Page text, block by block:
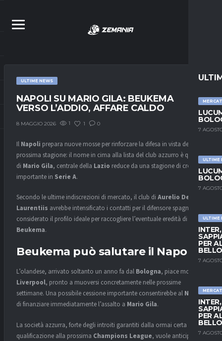
7
ULTIME
7
ULTIME
PER
7
PER
7
ULTIME NEWS
NAPOLI SU MARIO GILA: BEUKEMA
VERSO L’ADDIO, AFFARE CALDO
8 MAGGIO 2026 1 1 0
Il Napoli prepara nuove mosse per rinforzare la difesa in vista della
prossima stagione: il nome in cima alla lista del club azzurro è quello
di Mario Gila, centrale della Lazio reduce da una stagione di crescita
importante in Serie A.
Secondo le ultime indiscrezioni di mercato, il club di Aurelio De
Laurentiis avrebbe intensificato i contatti per il difensore spagnolo,
considerato il profilo ideale per raccogliere l’eventuale eredità di
Sam
Beukema.
Beukema può salutare il Napoli
L’olandese, arrivato soltanto un anno fa dal Bologna, piace molto al
Liverpool, pronto a muoversi concretamente nelle prossime
settimane. Una possibile cessione importante consentirebbe al Napoli
di finanziare immediatamente l’assalto a Mario Gila.
La società azzurra, forte degli introiti garantiti dalla ormai certa
qualificazione alla prossima Champions League, vuole anticipare la